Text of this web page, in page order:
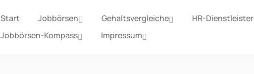
Start Jobbörsen Gehaltsvergleiche HR-Dienstleister
Jobbörsen-Kompass
Impressum